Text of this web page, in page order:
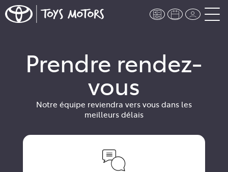
Prendre rendez-
vous
Notre équipe reviendra vers vous dans les
meilleurs délais